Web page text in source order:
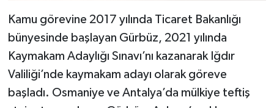
Kamu görevine 2017 yılında Ticaret Bakanlığı
bünyesinde başlayan Gürbüz, 2021 yılında
Kaymakam Adaylığı Sınavı’nı kazanarak Iğdır
Valiliği’nde kaymakam adayı olarak göreve
başladı. Osmaniye ve Antalya’da mülkiye teftiş